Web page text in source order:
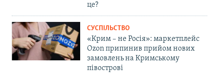
це?
СУСПІЛЬСТВО
«Крим – не Росія»: маркетплейс
Ozon припинив прийом нових
замовлень на Кримському
півострові